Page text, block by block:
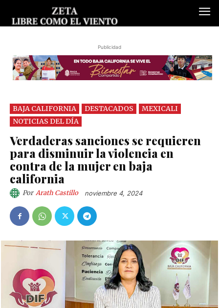
Publicidad
BAJA CALIFORNIA DESTACADOS
MEXICALI
NOTICIAS DEL DÍA
Verdaderas sanciones se requieren
para disminuir la violencia en
contra de la mujer en baja
california
Por Arath Castillo noviembre 4, 2024